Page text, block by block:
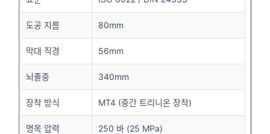
도공 지름 80mm
막대 직경 56mm
뇌졸중 340mm
장착 방식 MT4 (중간 트리니온 장착)
명목 압력 250 바 (25 MPa)